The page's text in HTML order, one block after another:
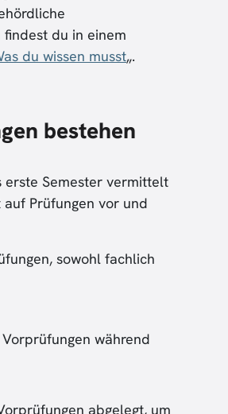
du in einem
du wissen musst„.
bestehen
erste Semester vermittelt
Prüfungen vor und
sowohl fachlich
während
abgelegt, um